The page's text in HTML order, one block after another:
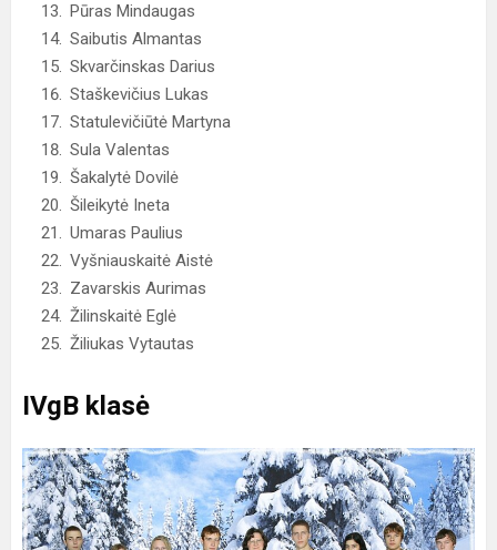
Pūras Mindaugas
Saibutis Almantas
Skvarčinskas Darius
Staškevičius Lukas
Statulevičiūtė Martyna
Sula Valentas
Šakalytė Dovilė
Šileikytė Ineta
Umaras Paulius
Vyšniauskaitė Aistė
Zavarskis Aurimas
Žilinskaitė Eglė
Žiliukas Vytautas
IVgB klasė